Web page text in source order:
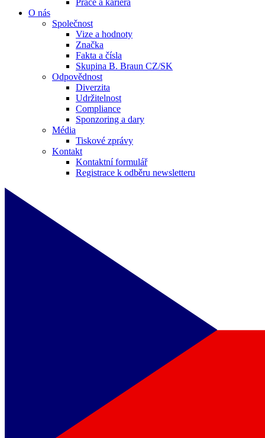
Práce a kariéra
O nás
Společnost
Vize a hodnoty
Značka
Fakta a čísla
Skupina B. Braun CZ/SK
Odpovědnost
Diverzita
Udržitelnost
Compliance
Sponzoring a dary
Média
Tiskové zprávy
Kontakt
Kontaktní formulář
Registrace k odběru newsletteru